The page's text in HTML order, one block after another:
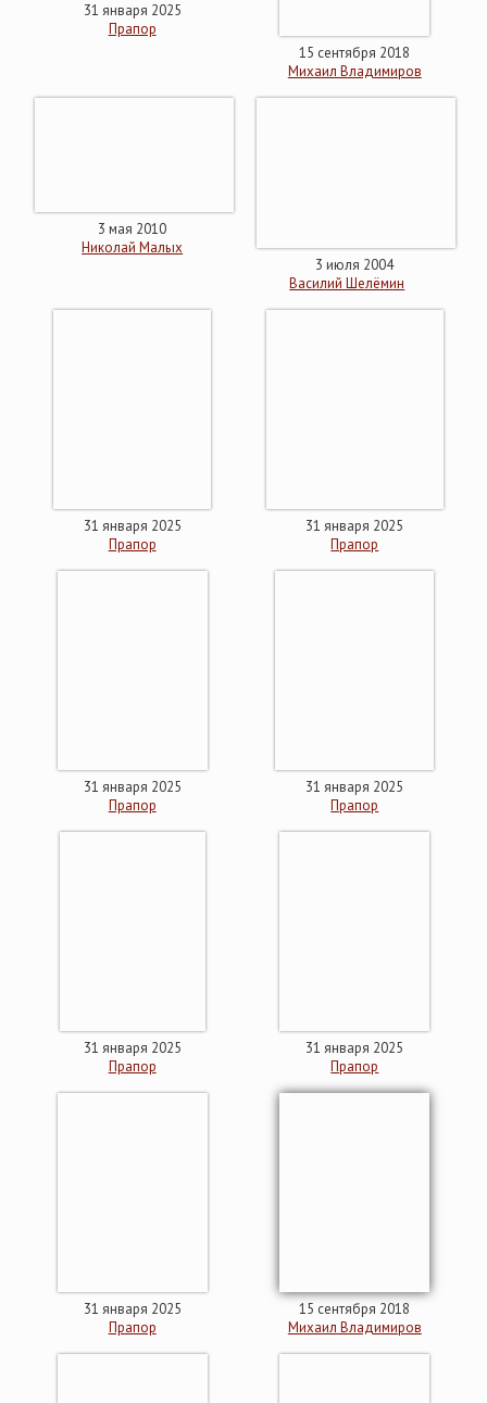
31 января 2025
Прапор
15 сентября 2018
Михаил Владимиров
3 мая 2010
Николай Малых
3 июля 2004
Василий Шелёмин
31 января 2025
Прапор
31 января 2025
Прапор
31 января 2025
Прапор
31 января 2025
Прапор
31 января 2025
Прапор
31 января 2025
Прапор
31 января 2025
Прапор
15 сентября 2018
Михаил Владимиров